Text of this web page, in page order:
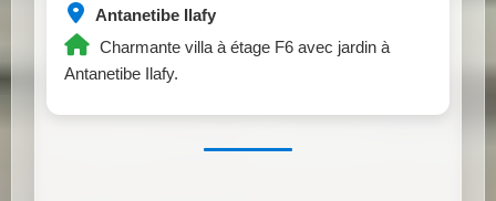
Antanetibe Ilafy
Charmante villa à étage F6 avec jardin à
Antanetibe Ilafy.